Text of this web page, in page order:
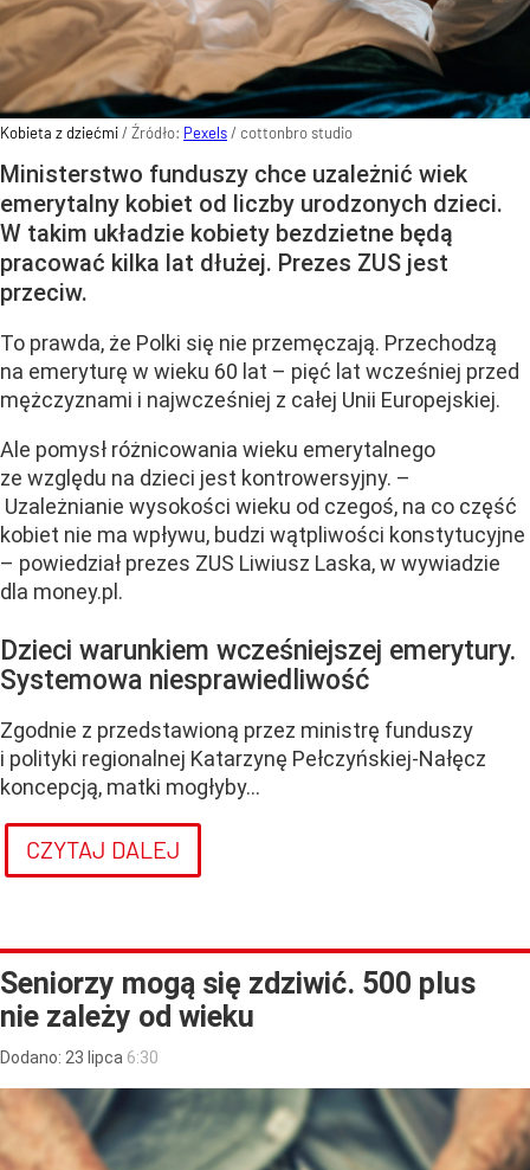
Kobieta z dziećmi/ Źródło: Pexels/ cottonbro studio
Ministerstwo funduszy chce uzależnić wiek
emerytalny kobiet od liczby urodzonych dzieci.
W takim układzie kobiety bezdzietne będą
pracować kilka lat dłużej. Prezes ZUS jest
przeciw.
To prawda, że Polki się nie przemęczają. Przechodzą
na emeryturę w wieku 60 lat – pięć lat wcześniej przed
mężczyznami i najwcześniej z całej Unii Europejskiej.
Ale pomysł różnicowania wieku emerytalnego
ze względu na dzieci jest kontrowersyjny. –
Uzależnianie wysokości wieku od czegoś, na co część
kobiet nie ma wpływu, budzi wątpliwości konstytucyjne
– powiedział prezes ZUS Liwiusz Laska, w wywiadzie
dla money.pl.
Dzieci warunkiem wcześniejszej emerytury.
Systemowa niesprawiedliwość
Zgodnie z przedstawioną przez ministrę funduszy
i polityki regionalnej Katarzynę Pełczyńskiej-Nałęcz
koncepcją, matki mogłyby...
CZYTAJ DALEJ
Seniorzy mogą się zdziwić. 500 plus
nie zależy od wieku
Dodano: 23 lipca 6:30